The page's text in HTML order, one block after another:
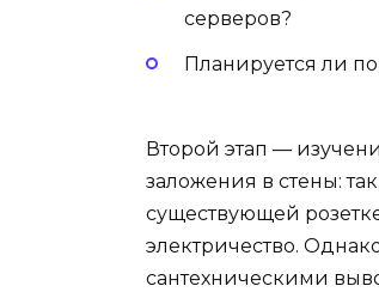
серверов?
Планируется ли
Второй этап —
заложения в стены:
существующей
электричество.
сантехническими